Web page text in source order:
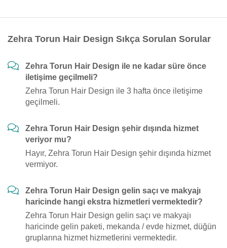
Zehra Torun Hair Design Sıkça Sorulan Sorular
Zehra Torun Hair Design ile ne kadar süre önce
iletişime geçilmeli?
Zehra Torun Hair Design ile 3 hafta önce iletişime
geçilmeli.
Zehra Torun Hair Design şehir dışında hizmet
veriyor mu?
Hayır, Zehra Torun Hair Design şehir dışında hizmet
vermiyor.
Zehra Torun Hair Design gelin saçı ve makyajı
haricinde hangi ekstra hizmetleri vermektedir?
Zehra Torun Hair Design gelin saçı ve makyajı
haricinde gelin paketi, mekanda / evde hizmet, düğün
gruplarına hizmet hizmetlerini vermektedir.